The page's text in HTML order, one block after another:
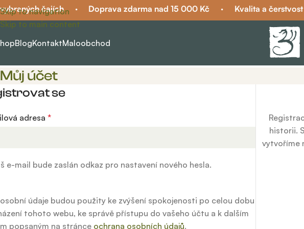
Skip to navigation
Skip to main content
čajích Doprava zdarma nad 15 000 Kč Kvalita a čerstvost
BlogKontaktMaloobchod
Můj účet
se
adresa *
e-mail bude zaslán odkaz pro nastavení nového hesla.
údaje budou použity ke zvýšení spokojenosti po celou dobu
tohoto webu, ke správě přístupu do vašeho účtu a k dalším
popsaným na stránce ochrana osobních údajů.
historii.
vytvoříme